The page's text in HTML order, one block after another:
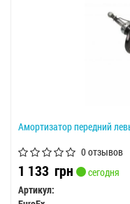
Амортизатор передний
0 отзывов
1 133 грн
сегодня
Артикул: